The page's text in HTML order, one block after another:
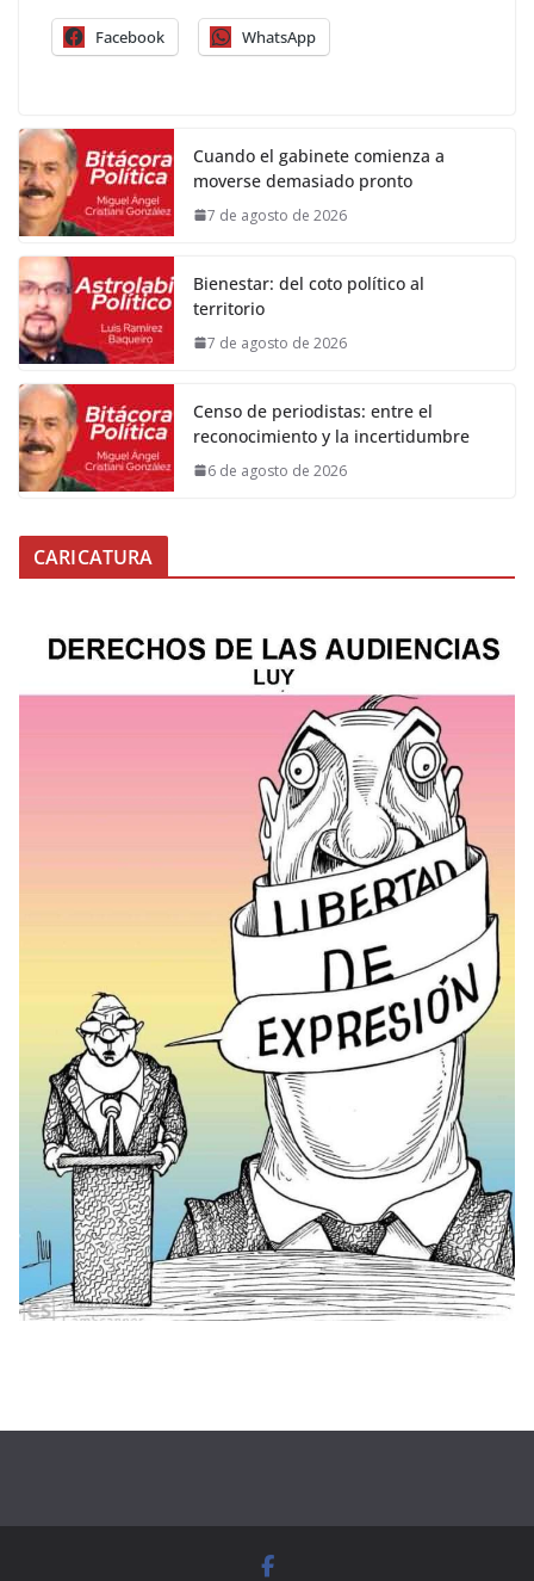
Facebook WhatsApp
Cuando el gabinete comienza a
moverse demasiado pronto
7 de agosto de 2026
Bienestar: del coto político al
territorio
7 de agosto de 2026
Censo de periodistas: entre el
reconocimiento y la incertidumbre
6 de agosto de 2026
CARICATURA